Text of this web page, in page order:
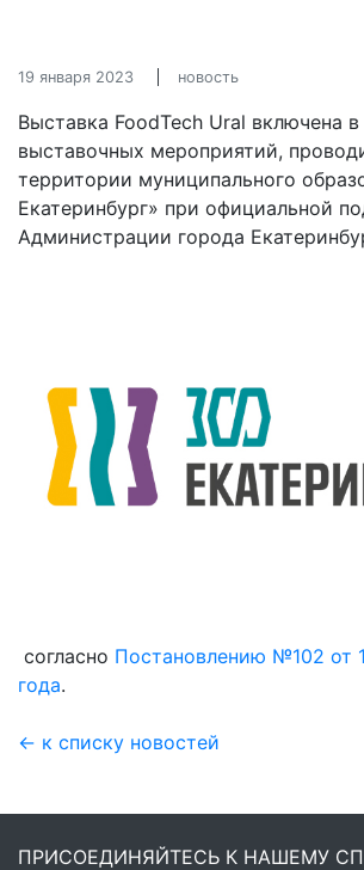
19 января 2023 новость
Выставка FoodTech Ural включена в
выставочных мероприятий,
территории муниципального
Екатеринбург» при официальной
Администрации города
согласно Постановлению №102 от
года.
← к списку новостей
ПРИСОЕДИНЯЙТЕСЬ К НАШЕМУ